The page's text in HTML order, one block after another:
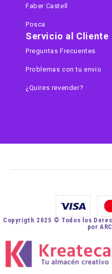
Faber Castell
Posca
Servicio al Cliente
Preguntas Frecuentes
Problemas con tu envio
¿Quires revender?
Copyrigth 2025 © Todos los
por